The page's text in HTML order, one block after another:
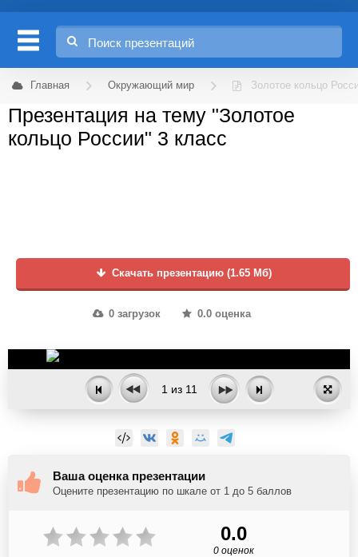
Главная Окружающий мир Золотое кольцо
Презентация на тему "Золотое
кольцо России" 3 класс
Скачать презентацию (1.65 Мб)
0 загрузок 0.0 оценка
1 из 11
Ваша оценка презентации
Оцените презентацию по шкале от 1 до 5 баллов
0.0
0 оценок